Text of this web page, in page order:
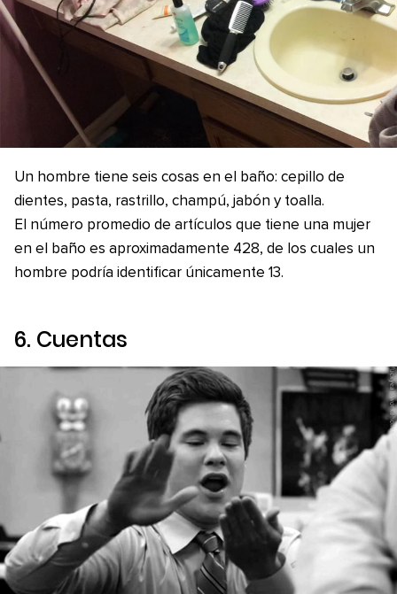
Un hombre tiene seis cosas en el baño: cepillo de
dientes, pasta, rastrillo, champú, jabón y toalla.
El número promedio de artículos que tiene una mujer
en el baño es aproximadamente 428, de los cuales un
hombre podría identificar únicamente 13.
6. Cuentas